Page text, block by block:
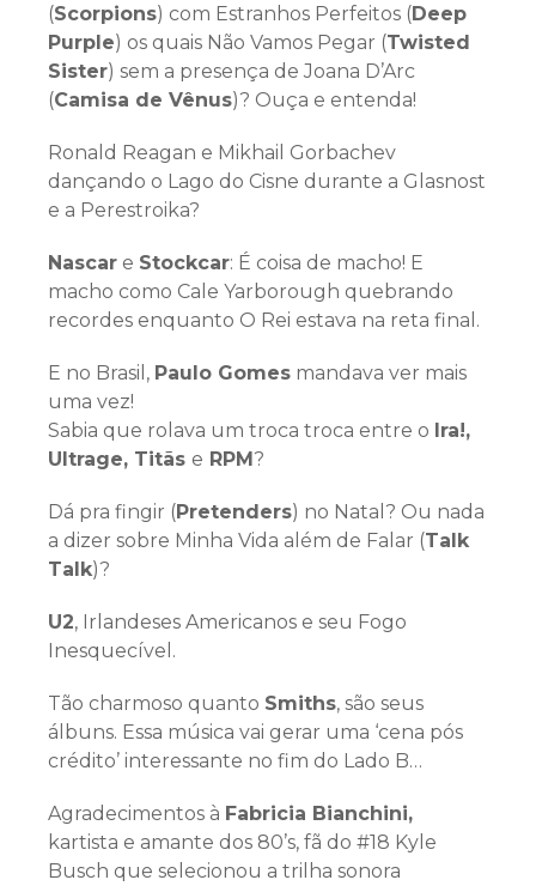
(Scorpions) com Estranhos Perfeitos (Deep
Purple) os quais Não Vamos Pegar (Twisted
Sister) sem a presença de Joana D’Arc
(Camisa de Vênus)? Ouça e entenda!
Ronald Reagan e Mikhail Gorbachev
dançando o Lago do Cisne durante a Glasnost
e a Perestroika?
Nascar e Stockcar: É coisa de macho! E
macho como Cale Yarborough quebrando
recordes enquanto O Rei estava na reta final.
E no Brasil, Paulo Gomes mandava ver mais
uma vez!
Sabia que rolava um troca troca entre o Ira!,
Ultrage, Titãs e RPM?
Dá pra fingir (Pretenders) no Natal? Ou nada
a dizer sobre Minha Vida além de Falar (Talk
Talk)?
U2, Irlandeses Americanos e seu Fogo
Inesquecível.
Tão charmoso quanto Smiths, são seus
álbuns. Essa música vai gerar uma ‘cena pós
crédito’ interessante no fim do Lado B…
Agradecimentos à Fabricia Bianchini,
kartista e amante dos 80’s, fã do #18 Kyle
Busch que selecionou a trilha sonora